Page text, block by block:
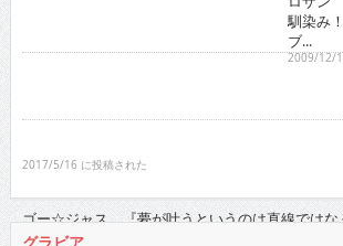
2009/12/
ゴー☆ジャス 『夢が叶うというのは直線ではな